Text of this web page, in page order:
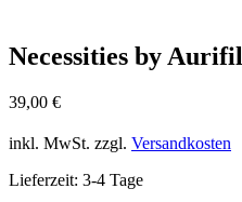
Necessities by Aurifil
39,00 €
inkl. MwSt. zzgl. Versandkosten
Lieferzeit: 3-4 Tage